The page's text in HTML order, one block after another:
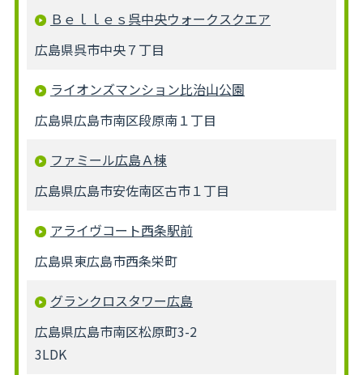
Ｂｅｌｌｅｓ呉中央ウォークスクエア
広島県呉市中央７丁目
ライオンズマンション比治山公園
広島県広島市南区段原南１丁目
ファミール広島Ａ棟
広島県広島市安佐南区古市１丁目
アライヴコート西条駅前
広島県東広島市西条栄町
グランクロスタワー広島
広島県広島市南区松原町3-2
3LDK